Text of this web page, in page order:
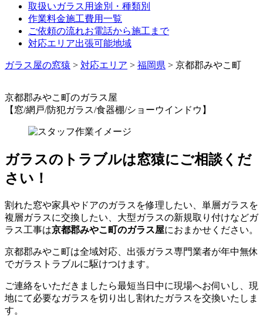
取扱いガラス 用途別・種類別
作業料金施工費用一覧
ご依頼の流れお電話から施工まで
対応エリア出張可能地域
ガラス屋の窓猿 > 対応エリア > 福岡県 > 京都郡みやこ町
京都郡みやこ町のガラス屋
【窓/網戸/防犯ガラス/食器棚/ショーウインドウ】
ガラスのトラブルは窓猿にご相談くだ
さい！
割れた窓や家具やドアのガラスを修理したい、単層ガラスを
複層ガラスに交換したい、大型ガラスの新規取り付けなどガ
ラス工事は京都郡みやこ町のガラス屋におまかせください。
京都郡みやこ町は全域対応、出張ガラス専門業者が年中無休
でガラストラブルに駆けつけます。
ご連絡をいただきましたら最短当日中に現場へお伺いし、現
地にて必要なガラスを切り出し割れたガラスを交換いたしま
す。